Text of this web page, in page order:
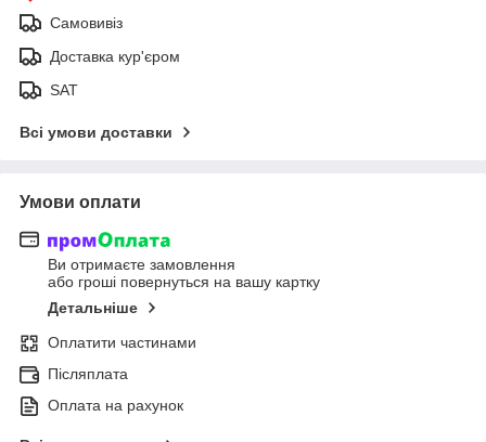
Самовивіз
Доставка кур'єром
SAT
Всі умови доставки
Умови оплати
Ви отримаєте замовлення
або гроші повернуться на вашу картку
Детальніше
Оплатити частинами
Післяплата
Оплата на рахунок